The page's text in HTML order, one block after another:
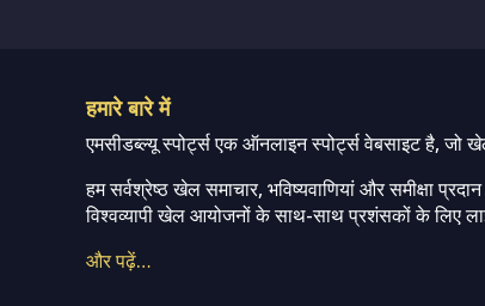
हमारे बारे में
एमसीडब्ल्यू स्पोर्ट्स एक ऑनलाइन स्पोर्ट्स वेबसाइट है, जो
हम सर्वश्रेष्ठ खेल समाचार, भविष्यवाणियां और समीक्षा
विश्वव्यापी खेल आयोजनों के साथ-साथ प्रशंसकों के लिए
और पढ़ें…